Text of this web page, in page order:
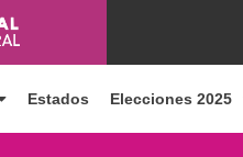
Estados Elecciones 2025